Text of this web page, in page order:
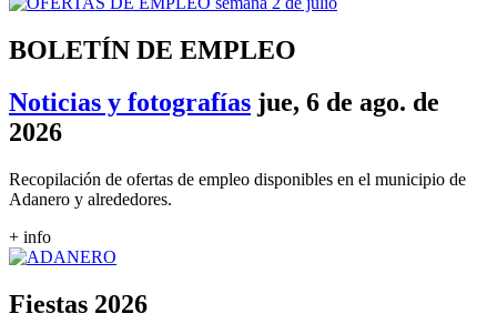
BOLETÍN DE EMPLEO
Noticias y fotografías jue, 6 de ago. de
2026
Recopilación de ofertas de empleo disponibles en el municipio de
Adanero y alrededores.
+ info
Fiestas 2026